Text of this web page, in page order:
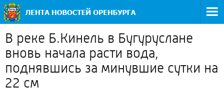
В реке Б.Кинель в Бугуруслане
вновь начала расти вода,
поднявшись за минувшие сутки на
22 см